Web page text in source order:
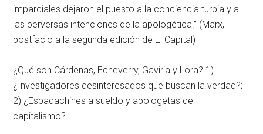
imparciales dejaron el puesto a la conciencia turbia y a
las perversas intenciones de la apologética.” (Marx,
postfacio a la segunda edición de El Capital)
¿Qué son Cárdenas, Echeverry, Gaviria y Lora? 1)
¿Investigadores desinteresados que buscan la verdad?;
2) ¿Espadachines a sueldo y apologetas del
capitalismo?